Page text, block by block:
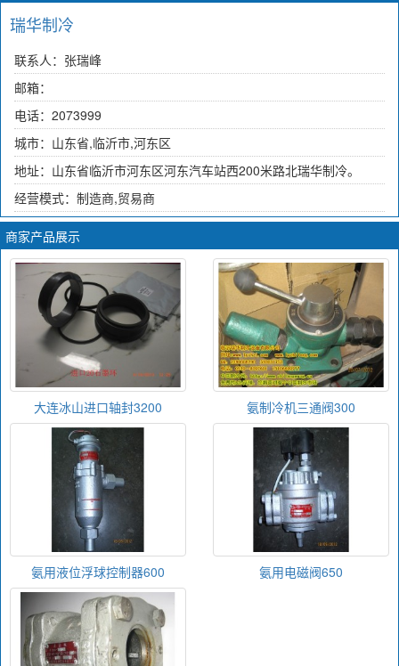
瑞华制冷
联系人：张瑞峰
邮箱：
电话：2073999
城市：山东省,临沂市,河东区
地址：山东省临沂市河东区河东汽车站西200米路北瑞华制冷。
经营模式：制造商,贸易商
商家产品展示
大连冰山进口轴封3200 氨制冷机三通阀300
氨用液位浮球控制器600 氨用电磁阀650